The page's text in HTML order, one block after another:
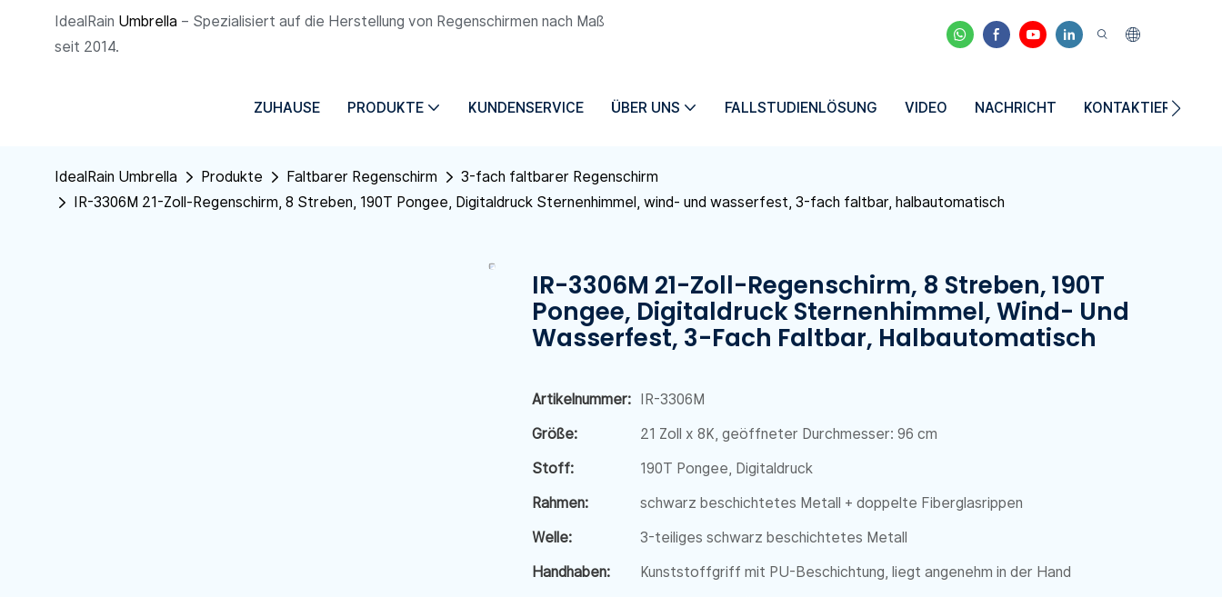
IdealRain Umbrella – Spezialisiert auf die Herstellung von Regenschirmen nach Maß
seit 2014.
ZUHAUSE PRODUKTE KUNDENSERVICE ÜBER UNS FALLSTUDIENLÖSUNG VIDEO NACHRICHT KONTAKTIEREN SIE
IdealRain Umbrella Produkte Faltbarer Regenschirm
3-fach faltbarer Regenschirm
IR-3306M 21-Zoll-Regenschirm, 8 Streben, 190T Pongee, Digitaldruck Sternenhimmel, wind- und wasserfest, 3-fach faltbar, halbautomatisch
IR-3306M 21-Zoll-Regenschirm, 8 Streben, 190T
Pongee, Digitaldruck Sternenhimmel, Wind- Und
Wasserfest, 3-Fach Faltbar, Halbautomatisch
Artikelnummer: IR-3306M
Größe:
21 Zoll x 8K, geöffneter Durchmesser: 96 cm
Stoff:
190T Pongee, Digitaldruck
Rahmen:
schwarz beschichtetes Metall + doppelte Fiberglasrippen
Welle:
3-teiliges schwarz beschichtetes Metall
Handhaben:
Kunststoffgriff mit PU-Beschichtung, liegt angenehm in der Hand